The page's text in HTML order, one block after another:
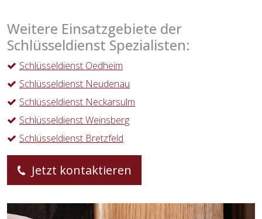
Weitere Einsatzgebiete der
Schlüsseldienst Spezialisten:
Schlüsseldienst Oedheim
Schlüsseldienst Neudenau
Schlüsseldienst Neckarsulm
Schlüsseldienst Weinsberg
Schlüsseldienst Bretzfeld
Jetzt kontaktieren